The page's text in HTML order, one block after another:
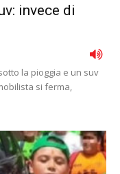
invece di
la pioggia e un suv
si ferma,